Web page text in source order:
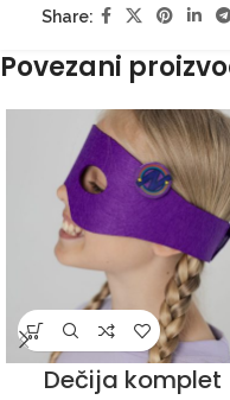
Share:
Povezani
Dečija komplet